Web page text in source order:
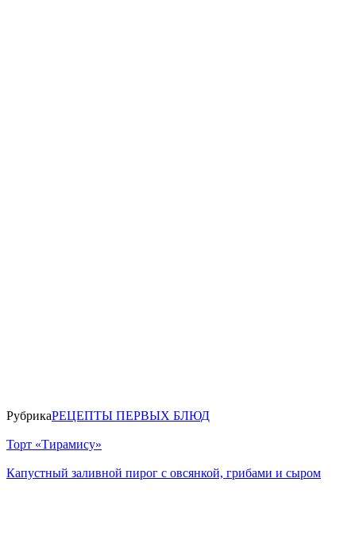
РубрикаРЕЦЕПТЫ ПЕРВЫХ БЛЮД
Торт «Тирамису»
Капустный заливной пирог с овсянкой, грибами и сыром